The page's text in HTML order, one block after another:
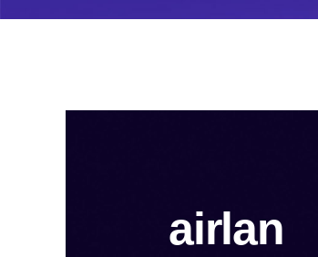
airlan